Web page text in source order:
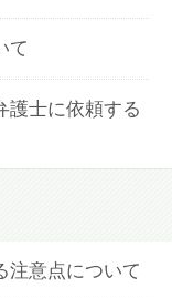
て
護士に依頼する
注意点について